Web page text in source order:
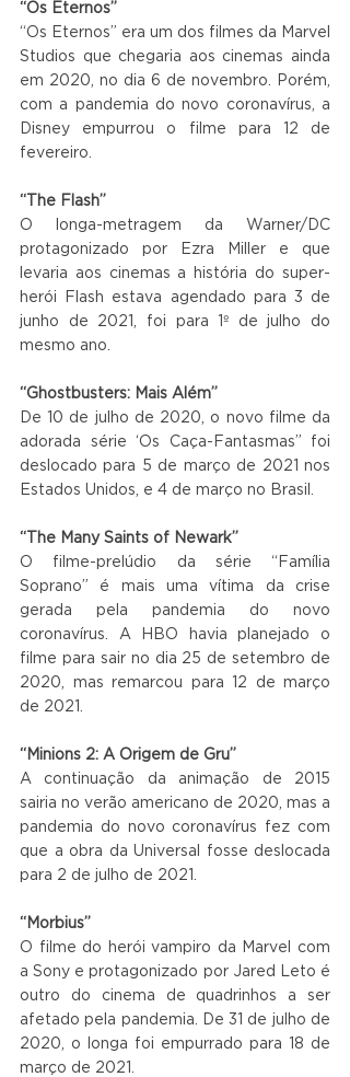
“Os Eternos”
“Os Eternos” era um dos filmes da Marvel
Studios que chegaria aos cinemas ainda
em 2020, no dia 6 de novembro. Porém,
com a pandemia do novo coronavírus, a
Disney empurrou o filme para 12 de
fevereiro.
“The Flash”
O longa-metragem da Warner/DC
protagonizado por Ezra Miller e que
levaria aos cinemas a história do super-
herói Flash estava agendado para 3 de
junho de 2021, foi para 1º de julho do
mesmo ano.
“Ghostbusters: Mais Além”
De 10 de julho de 2020, o novo filme da
adorada série ‘Os Caça-Fantasmas” foi
deslocado para 5 de março de 2021 nos
Estados Unidos, e 4 de março no Brasil.
“The Many Saints of Newark”
O filme-prelúdio da série “Família
Soprano” é mais uma vítima da crise
gerada pela pandemia do novo
coronavírus. A HBO havia planejado o
filme para sair no dia 25 de setembro de
2020, mas remarcou para 12 de março
de 2021.
“Minions 2: A Origem de Gru”
A continuação da animação de 2015
sairia no verão americano de 2020, mas a
pandemia do novo coronavírus fez com
que a obra da Universal fosse deslocada
para 2 de julho de 2021.
“Morbius”
O filme do herói vampiro da Marvel com
a Sony e protagonizado por Jared Leto é
outro do cinema de quadrinhos a ser
afetado pela pandemia. De 31 de julho de
2020, o longa foi empurrado para 18 de
março de 2021.